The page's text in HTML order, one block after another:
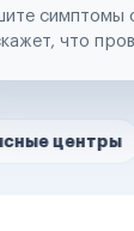
симптомы
что